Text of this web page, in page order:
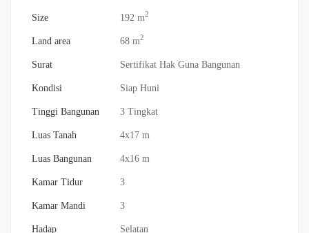
Size 192 m2
Land area 68 m2
Surat Sertifikat Hak Guna Bangunan
Kondisi Siap Huni
Tinggi Bangunan 3 Tingkat
Luas Tanah 4x17 m
Luas Bangunan 4x16 m
Kamar Tidur 3
Kamar Mandi 3
Hadap Selatan